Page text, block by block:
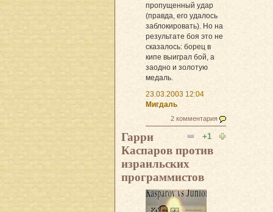
пропущенный удар
(правда, его удалось
заблокировать). Но на
результате боя это не
сказалось: борец в
кипе выиграл бой, а
заодно и золотую
медаль.
23.03.2003 12:04
Мигдаль
2 комментария
+1
Гарри
Каспаров против
израильских
программистов